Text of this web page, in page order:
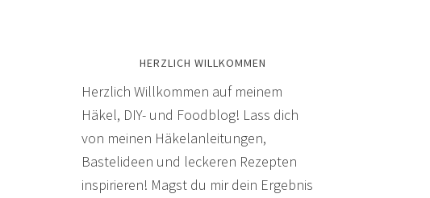
HERZLICH WILLKOMMEN
Herzlich Willkommen auf meinem
Häkel, DIY- und Foodblog! Lass dich
von meinen Häkelanleitungen,
Bastelideen und leckeren Rezepten
inspirieren! Magst du mir dein Ergebnis